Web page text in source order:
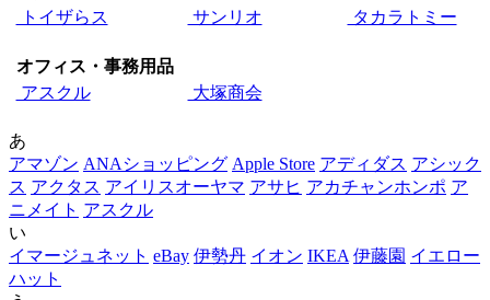
トイザらス
サンリオ タカラトミー
オフィス・事務用品
アスクル
大塚商会
あ
アマゾン ANAショッピング Apple Store アディダス アシック
ス アクタス アイリスオーヤマ アサヒ アカチャンホンポ ア
ニメイト アスクル
い
イマージュネット eBay 伊勢丹 イオン IKEA 伊藤園 イエロー
ハット